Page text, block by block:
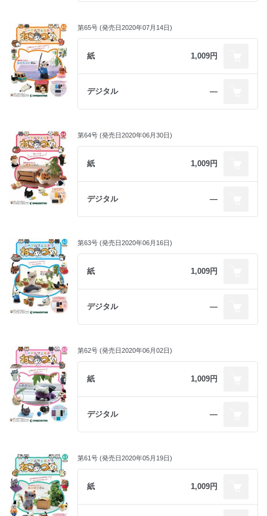
第65号 (発売日2020年07月14日)
紙 1,009円
デジタル ―
第64号 (発売日2020年06月30日)
紙 1,009円
デジタル ―
第63号 (発売日2020年06月16日)
紙 1,009円
デジタル ―
第62号 (発売日2020年06月02日)
紙 1,009円
デジタル ―
第61号 (発売日2020年05月19日)
紙 1,009円